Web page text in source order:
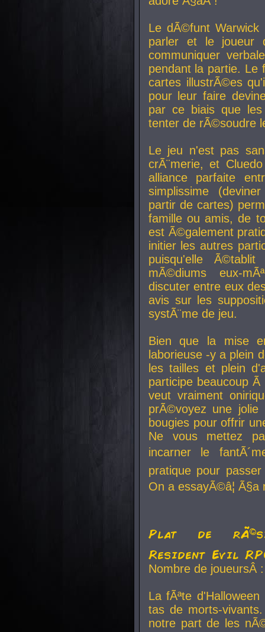
Le dÃ©funt Warwick
parler et le joueur
communiquer
pendant la partie. Le
cartes illustrÃ©es
pour leur faire
par ce biais que
tenter de rÃ©soudre
Le jeu n'est pas
crÃ¨merie, et
alliance parfaite
simplissime
partir de cartes)
famille ou amis, de
est Ã©galement
initier les autres
puisqu'elle
mÃ©diums eux-
discuter entre eux
avis sur les
systÃ¨me de jeu.
Bien que la mise
laborieuse -y a plein
les tailles et plein
participe beaucoup
veut vraiment
prÃ©voyez une
bougies pour offrir
Ne vous mettez
incarner le
pratique pour
On a essayÃ©â¦
Plat de
Resident Evil
Nombre de
La fÃªte
tas de morts-
notre part de les